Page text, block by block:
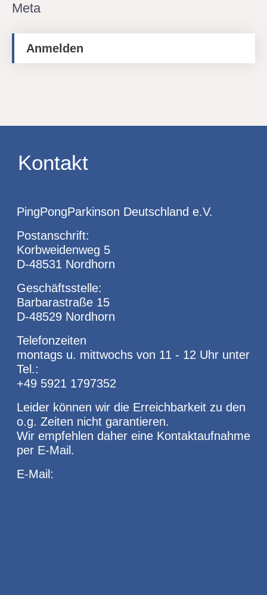
Meta
Anmelden
Kontakt
PingPongParkinson Deutschland e.V.
Postanschrift:
Korbweidenweg 5
D-48531 Nordhorn
Geschäftsstelle:
Barbarastraße 15
D-48529 Nordhorn
Telefonzeiten
montags u. mittwochs von 11 - 12 Uhr unter
Tel.:
+49 5921 1797352
Leider können wir die Erreichbarkeit zu den
o.g. Zeiten nicht garantieren.
Wir empfehlen daher eine Kontaktaufnahme
per E-Mail.
E-Mail: